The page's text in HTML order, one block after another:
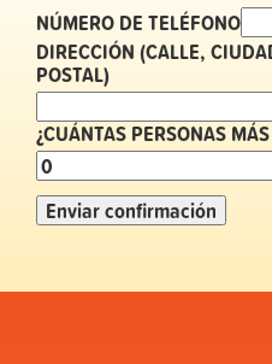
NÚMERO DE TELÉFONO
DIRECCIÓN (CALLE,
POSTAL)
¿CUÁNTAS PERSONAS